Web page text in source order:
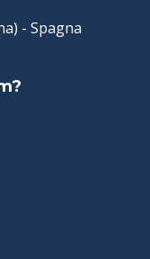
- Spagna